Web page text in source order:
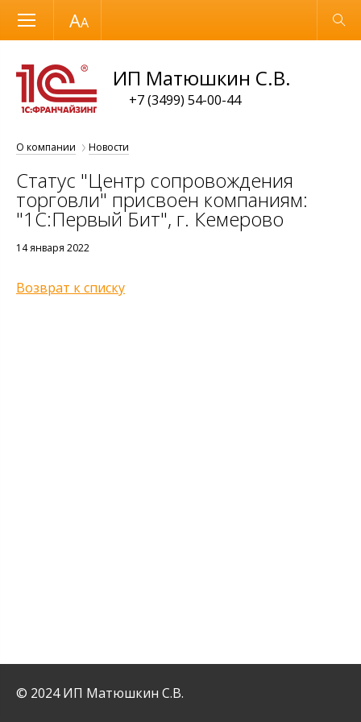
Размер шрифта Обычная версия
ИП Матюшкин С.В.
+7 (3499) 54-00-44
О компании Новости
Статус "Центр сопровождения
торговли" присвоен компаниям:
"1С:Первый Бит", г. Кемерово
14 января 2022
Возврат к списку
© 2024 ИП Матюшкин С.В.